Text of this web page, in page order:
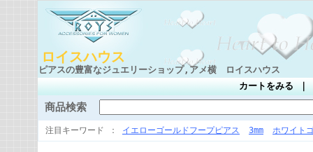
ロイスハウス
ピアスの豊富なジュエリーショップ,アメ横 ロイスハウス
カートをみる
商品検索
注目キーワード イエローゴールドフープピアス 3mm ホワイト